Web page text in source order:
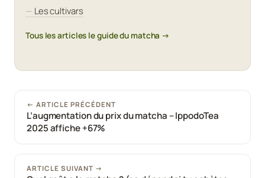
Les cultivars
Tous les articles le guide du matcha →
← ARTICLE PRÉCÉDENT
L’augmentation du prix du matcha – IppodoTea
2025 affiche +67%
ARTICLE SUIVANT →